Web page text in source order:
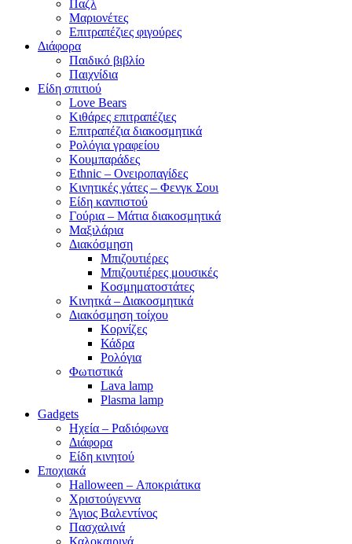
Παζλ
Μαριονέτες
Επιτραπέζιες φιγούρες
Διάφορα
Παιδικό βιβλίο
Παιχνίδια
Είδη σπιτιού
Love Bears
Κιθάρες επιτραπέζιες
Επιτραπέζια διακοσμητικά
Ρολόγια γραφείου
Κουμπαράδες
Ethnic – Ονειροπαγίδες
Κινητικές γάτες – Φενγκ Σουι
Είδη κανπιστού
Γούρια – Μάτια διακοσμητικά
Μαξιλάρια
Διακόσμηση
Μπιζουτιέρες
Μπιζουτιέρες μουσικές
Κοσμηματοστάτες
Κινητκά – Διακοσμητικά
Διακόσμηση τοίχου
Κορνίζες
Κάδρα
Ρολόγια
Φωτιστικά
Lava lamp
Plasma lamp
Gadgets
Ηχεία – Ραδιόφωνα
Διάφορα
Είδη κινητού
Εποχιακά
Halloween – Αποκριάτικα
Χριστούγεννα
Άγιος Βαλεντίνος
Πασχαλινά
Καλοκαιρινά